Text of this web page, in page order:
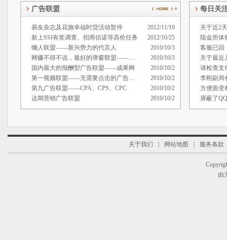
广告联盟
易友杂志及花旗幸福时贷活动暂停
2012/11/19
新上SSI有奖调查、招商信诺等高价任务
2012/10/25
懒人联盟——新兴势力的代言人
2010/10/3
网赚不得不说，最好的弹窗联盟——广逸传媒
2010/10/3
国内最大的报酬型广告联盟——成果网
2010/10/2
第一视频联盟——无需要点击的广告联盟
2010/10/2
第九广告联盟——CPA、CPS、CPC
2010/10/2
达闻营销广告联盟
2010/10/2
每日关
关于近2
陆金所体
客服已回
请检查支
李刚副局
关于我们 网站地图 服务条款
由